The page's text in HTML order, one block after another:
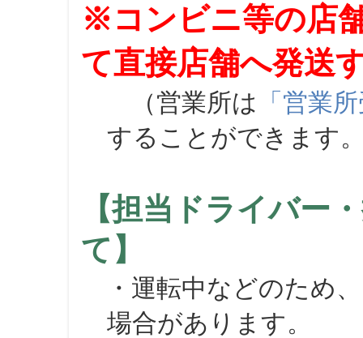
※コンビニ等の店
て直接店舗へ発送
（営業所は 「営業
することができます
【担当ドライバー
て】
・運転中などのため
場合があります。